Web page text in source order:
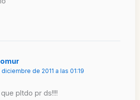
diciembre de 2011 a las 01:19
pltdo pr ds!!!!